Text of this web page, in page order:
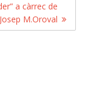
a càrrec de
Josep M.Oroval